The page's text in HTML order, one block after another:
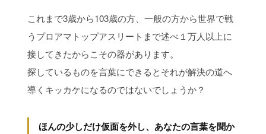
これまで3歳から103歳の方、一般の方から世界で戦
うプロアマトップアスリートまで述べ１万人以上に
接してきたからこその器があります。
探しているものを言葉にできるとそれが解決の道へ
導くキッカケになるのではないでしょうか？
ほんの少しだけ仮面を外し、あなたの言葉を聞か